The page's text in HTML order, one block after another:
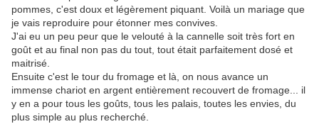
pommes, c'est doux et légèrement piquant. Voilà un mariage que
je vais reproduire pour étonner mes convives.
J'ai eu un peu peur que le velouté à la cannelle soit très fort en
goût et au final non pas du tout, tout était parfaitement dosé et
maitrisé.
Ensuite c'est le tour du fromage et là, on nous avance un
immense chariot en argent entièrement recouvert de fromage... il
y en a pour tous les goûts, tous les palais, toutes les envies, du
plus simple au plus recherché.